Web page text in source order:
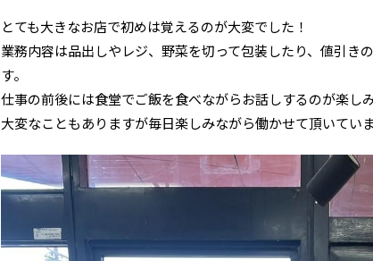
とても大きなお店で初めは覚えるのが大変でした！
業務内容は品出しやレジ、野菜を切って包装したり、値引き
す。
仕事の前後には食堂でご飯を食べながらお話しするのが楽し
大変なこともありますが毎日楽しみながら働かせて頂いてい